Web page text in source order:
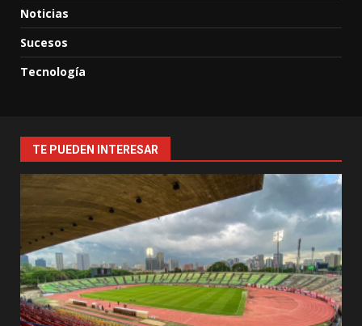
Noticias
Sucesos
Tecnología
TE PUEDEN INTERESAR